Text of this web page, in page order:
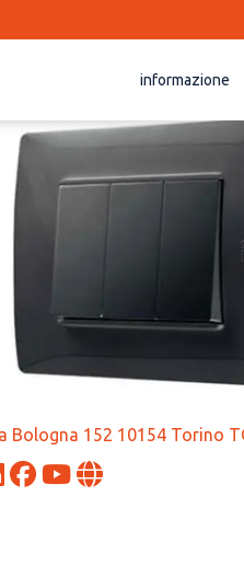
informazione
Bologna 152 10154 Torino